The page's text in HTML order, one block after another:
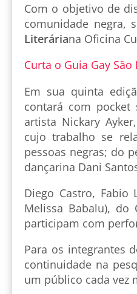
Com o objetivo de
comunidade negra,
Literáriana Oficina
Curta o Guia Gay
Em sua quinta
contará com pocket
artista Nickary
cujo trabalho se
pessoas negras; do
dançarina Dani
Diego Castro,
Melissa Babalu), do
participam com
Para os integrantes
continuidade na
um público cada vez